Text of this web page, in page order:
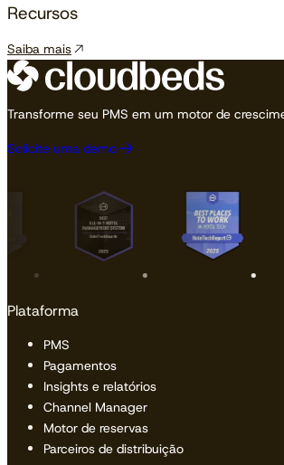
Recursos
Saiba mais
Transforme seu PMS em um motor de
Solicite uma demo
Plataforma
PMS
Pagamentos
Insights e relatórios
Channel Manager
Motor de reservas
Parceiros de distribuição